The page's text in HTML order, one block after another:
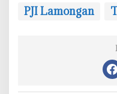
‎PJI Lamongan